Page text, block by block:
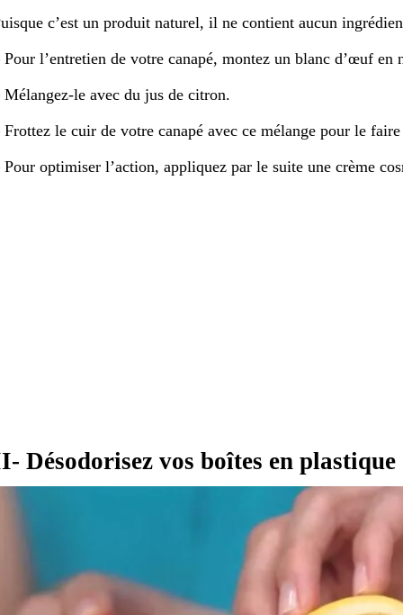
c’est un produit naturel, il ne contient aucun
Pour l’entretien de votre canapé, montez un blanc d’œuf en
Mélangez-le avec du jus de citron.
Frottez le cuir de votre canapé avec ce mélange pour le
Pour optimiser l’action, appliquez par le suite une crème
Désodorisez vos boîtes en plastique